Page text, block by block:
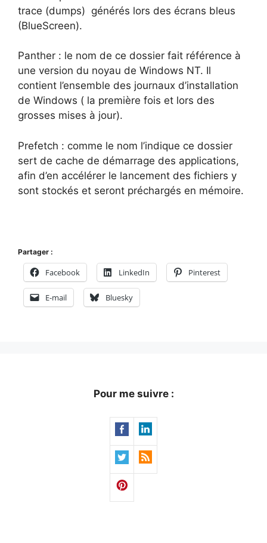
trace (dumps) générés lors des écrans bleus
(BlueScreen).
Panther : le nom de ce dossier fait référence à
une version du noyau de Windows NT. Il
contient l’ensemble des journaux d’installation
de Windows ( la première fois et lors des
grosses mises à jour).
Prefetch : comme le nom l’indique ce dossier
sert de cache de démarrage des applications,
afin d’en accélérer le lancement des fichiers y
sont stockés et seront préchargés en mémoire.
Partager :
Facebook LinkedIn Pinterest
E-mail Bluesky
Pour me suivre :